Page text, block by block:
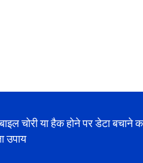
चोरी या हैक होने पर डेटा बचाने
उपाय